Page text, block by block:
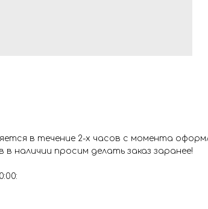
в течение 2-х часов с момента
наличии просим делать заказ заранее!